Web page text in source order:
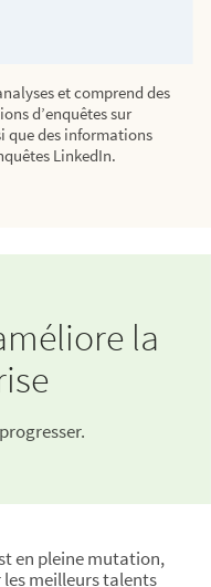
et comprend des
d’enquêtes sur
que des informations
LinkedIn.
la
en pleine mutation,
meilleurs talents